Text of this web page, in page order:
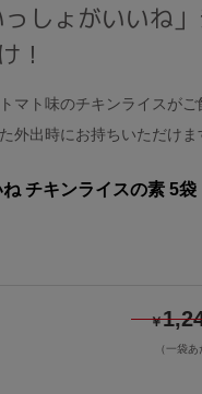
しょがいいね
！
マト味のチキンライスが
外出時にお持ちいただけま
チキンライスの素 5袋
￥
（一袋